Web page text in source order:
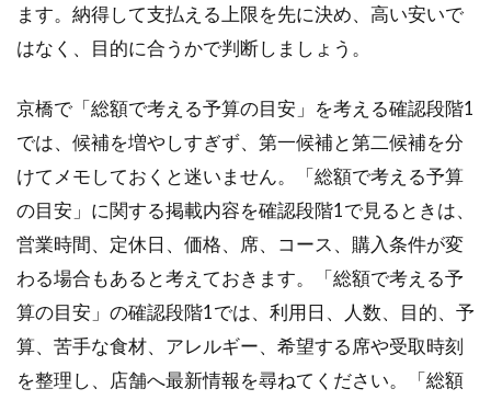
ます。納得して支払える上限を先に決め、高い安いで
はなく、目的に合うかで判断しましょう。
京橋で「総額で考える予算の目安」を考える確認段階1
では、候補を増やしすぎず、第一候補と第二候補を分
けてメモしておくと迷いません。「総額で考える予算
の目安」に関する掲載内容を確認段階1で見るときは、
営業時間、定休日、価格、席、コース、購入条件が変
わる場合もあると考えておきます。「総額で考える予
算の目安」の確認段階1では、利用日、人数、目的、予
算、苦手な食材、アレルギー、希望する席や受取時刻
を整理し、店舗へ最新情報を尋ねてください。「総額